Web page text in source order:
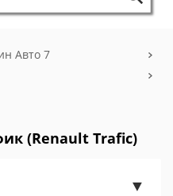
Авто 7
(Renault Trafic)